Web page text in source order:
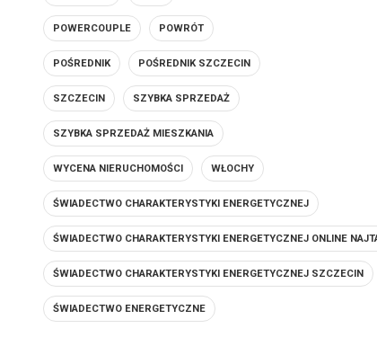
POWERCOUPLE POWRÓT
POŚREDNIK POŚREDNIK SZCZECIN
SZCZECIN SZYBKA SPRZEDAŻ
SZYBKA SPRZEDAŻ MIESZKANIA
WYCENA NIERUCHOMOŚCI WŁOCHY
ŚWIADECTWO CHARAKTERYSTYKI ENERGETYCZNEJ
ŚWIADECTWO CHARAKTERYSTYKI ENERGETYCZNEJ ONLINE
ŚWIADECTWO CHARAKTERYSTYKI ENERGETYCZNEJ SZCZECIN
ŚWIADECTWO ENERGETYCZNE